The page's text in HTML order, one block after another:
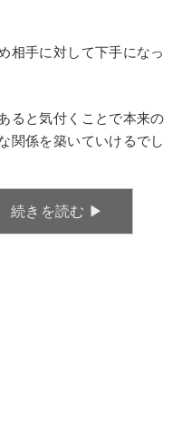
相手に対して下手になっ
ると気付くことで本来の
関係を築いていけるでし
続きを読む ▶︎